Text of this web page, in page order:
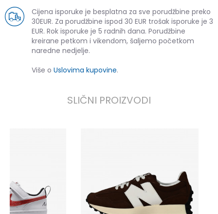
Cijena isporuke je besplatna za sve porudžbine preko
30EUR. Za porudžbine ispod 30 EUR trošak isporuke je 3
EUR. Rok isporuke je 5 radnih dana. Porudžbine
kreirane petkom i vikendom, šaljemo početkom
naredne nedjelje.
Više o Uslovima kupovine.
SLIČNI PROIZVODI